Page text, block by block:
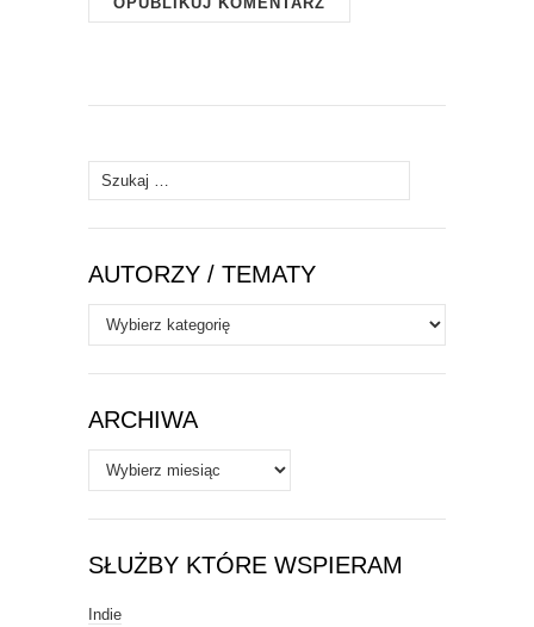
Szukaj:
AUTORZY / TEMATY
Autorzy
/
Tematy
ARCHIWA
Archiwa
SŁUŻBY KTÓRE WSPIERAM
Indie